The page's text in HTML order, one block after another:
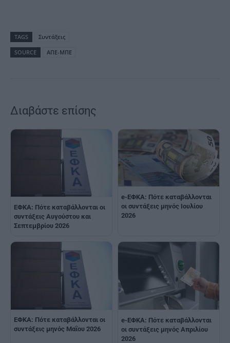
TAGS
Συντάξεις
SOURCE
ΑΠΕ-ΜΠΕ
Διαβάστε επίσης
ΕΦΚΑ: Πότε καταβάλλονται οι
συντάξεις Αυγούστου και
Σεπτεμβρίου 2026
e-ΕΦΚΑ: Πότε καταβάλλονται
οι συντάξεις μηνός Ιουλίου
2026
ΕΦΚΑ: Πότε καταβάλλονται οι
συντάξεις μηνός Μαΐου 2026
e-ΕΦΚΑ: Πότε καταβάλλονται
οι συντάξεις μηνός Απριλίου
2026